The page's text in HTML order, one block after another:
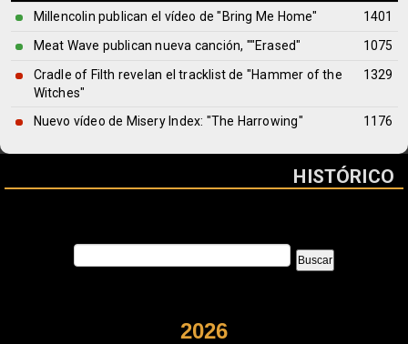
Millencolin publican el vídeo de "Bring Me Home"
1401
Meat Wave publican nueva canción, ""Erased"
1075
Cradle of Filth revelan el tracklist de "Hammer of the
Witches"
1329
Nuevo vídeo de Misery Index: "The Harrowing" 1176
HISTÓRICO
2026